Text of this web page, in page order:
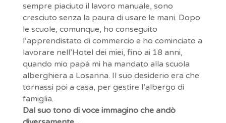
sempre piaciuto il lavoro manuale, sono
cresciuto senza la paura di usare le mani. Dopo
le scuole, comunque, ho conseguito
l’apprendistato di commercio e ho cominciato a
lavorare nell’Hotel dei miei, fino ai 18 anni,
quando mio papà mi ha mandato alla scuola
alberghiera a Losanna. Il suo desiderio era che
tornassi poi a casa, per gestire l’albergo di
famiglia.
Dal suo tono di voce immagino che andò